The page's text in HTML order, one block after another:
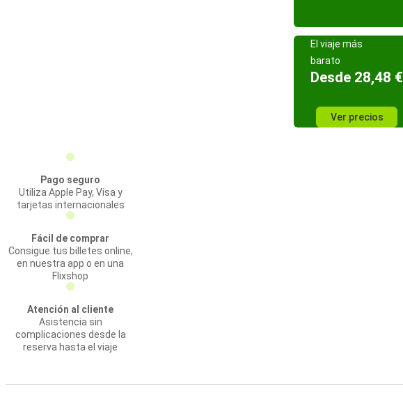
El viaje más
barato
Desde 28,48 €
Ver precios
Pago seguro
Utiliza Apple Pay, Visa y
tarjetas internacionales
Fácil de comprar
Consigue tus billetes online,
en nuestra app o en una
Flixshop
Atención al cliente
Asistencia sin
complicaciones desde la
reserva hasta el viaje